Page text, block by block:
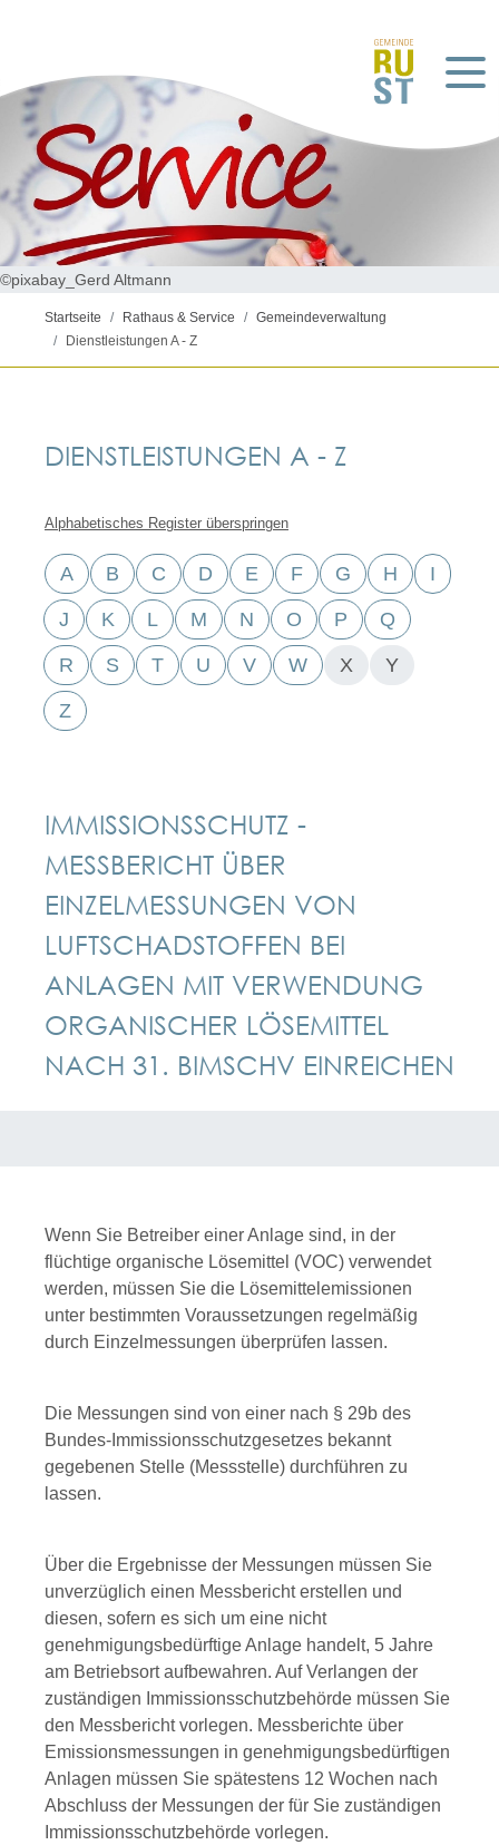
©pixabay_Gerd Altmann
Startseite Rathaus & Service
Gemeindeverwaltung
Dienstleistungen A - Z
DIENSTLEISTUNGEN A - Z
Alphabetisches Register überspringen
A B C D E F G H I
J K L M N O P Q
R S T U V W X Y
Z
IMMISSIONSSCHUTZ -
MESSBERICHT ÜBER
EINZELMESSUNGEN VON
LUFTSCHADSTOFFEN BEI
ANLAGEN MIT VERWENDUNG
ORGANISCHER LÖSEMITTEL
NACH 31. BIMSCHV EINREICHEN
Wenn Sie Betreiber einer Anlage sind, in der
flüchtige organische Lösemittel (VOC) verwendet
werden, müssen Sie die Lösemittelemissionen
unter bestimmten Voraussetzungen regelmäßig
durch Einzelmessungen überprüfen lassen.
Die Messungen sind von einer nach § 29b des
Bundes-Immissionsschutzgesetzes bekannt
gegebenen Stelle (Messstelle) durchführen zu
lassen.
Über die Ergebnisse der Messungen müssen Sie
unverzüglich einen Messbericht erstellen und
diesen, sofern es sich um eine nicht
genehmigungsbedürftige Anlage handelt, 5 Jahre
am Betriebsort aufbewahren. Auf Verlangen der
zuständigen Immissionsschutzbehörde müssen Sie
den Messbericht vorlegen. Messberichte über
Emissionsmessungen in genehmigungsbedürftigen
Anlagen müssen Sie spätestens 12 Wochen nach
Abschluss der Messungen der für Sie zuständigen
Immissionsschutzbehörde vorlegen.